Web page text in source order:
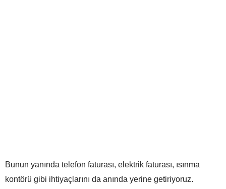
Bunun yanında telefon faturası, elektrik faturası, ısınma
kontörü gibi ihtiyaçlarını da anında yerine getiriyoruz.